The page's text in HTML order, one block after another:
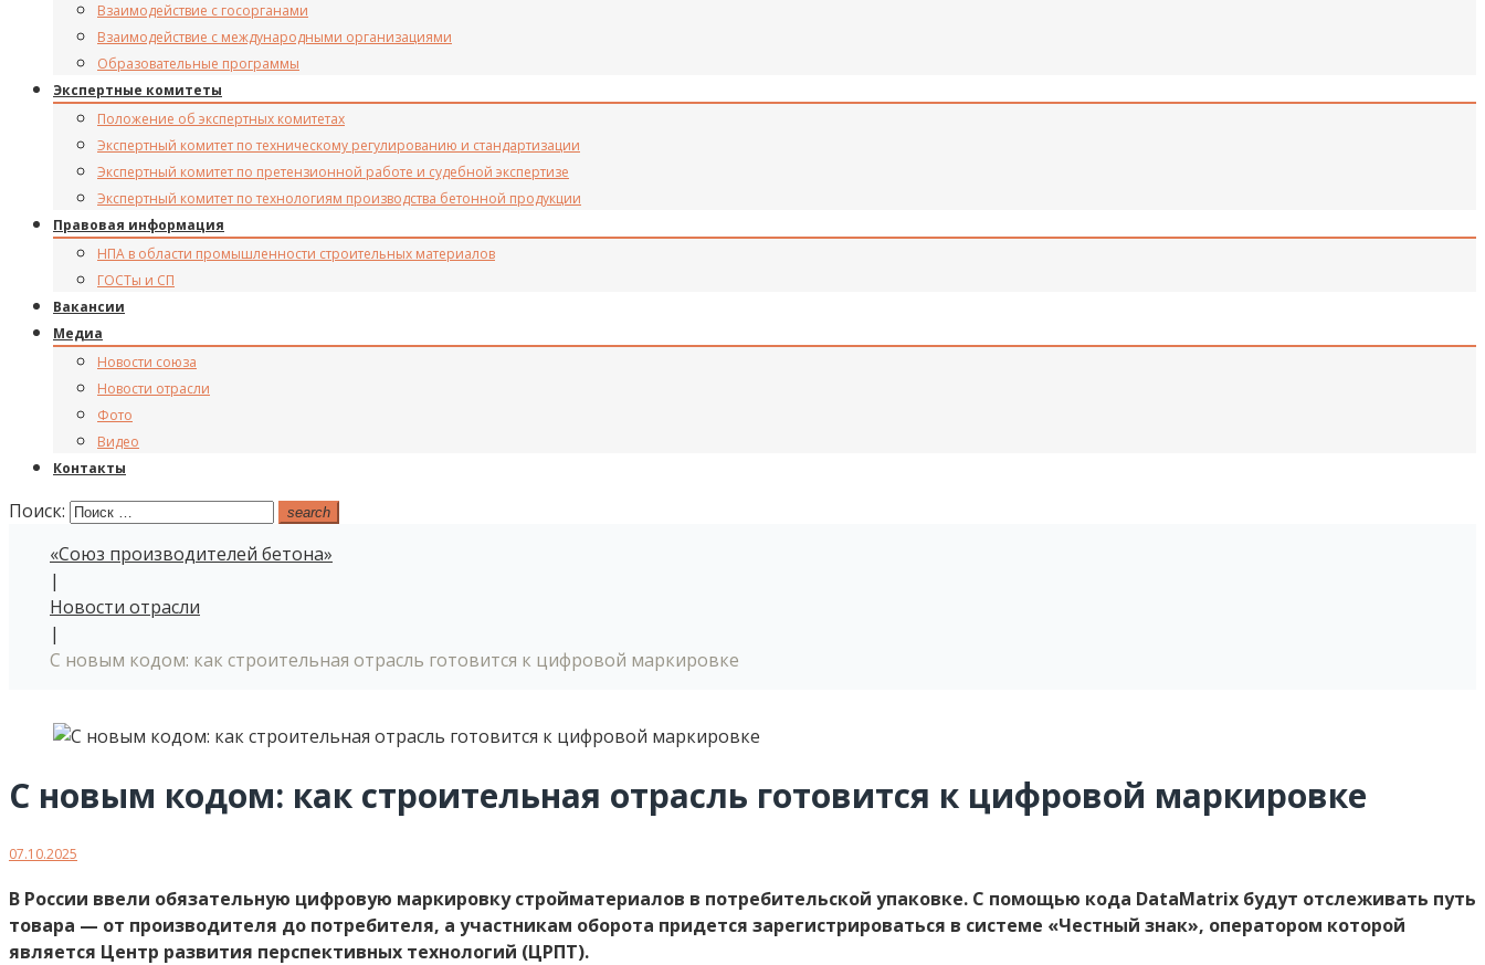
Взаимодействие с госорганами
Взаимодействие с международными организациями
Образовательные программы
Экспертные комитеты
Положение об экспертных комитетах
Экспертный комитет по техническому регулированию и стандартизации
Экспертный комитет по претензионной работе и судебной экспертизе
Экспертный комитет по технологиям производства бетонной продукции
Правовая информация
НПА в области промышленности строительных материалов
ГОСТы и СП
Вакансии
Медиа
Новости союза
Новости отрасли
Фото
Видео
Контакты
Поиск: search
«Союз производителей бетона»
|
Новости отрасли
|
С новым кодом: как строительная отрасль готовится к цифровой маркировке
С новым кодом: как строительная отрасль готовится к цифровой маркировке
07.10.2025
В России ввели обязательную цифровую маркировку стройматериалов в потребительской упаковке. С помощью кода DataMatrix будут отслеживать путь
товара — от производителя до потребителя, а участникам оборота придется зарегистрироваться в системе «Честный знак», оператором которой
является Центр развития перспективных технологий (ЦРПТ).